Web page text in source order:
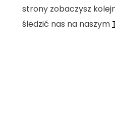
strony zobaczysz
śledzić nas na naszym